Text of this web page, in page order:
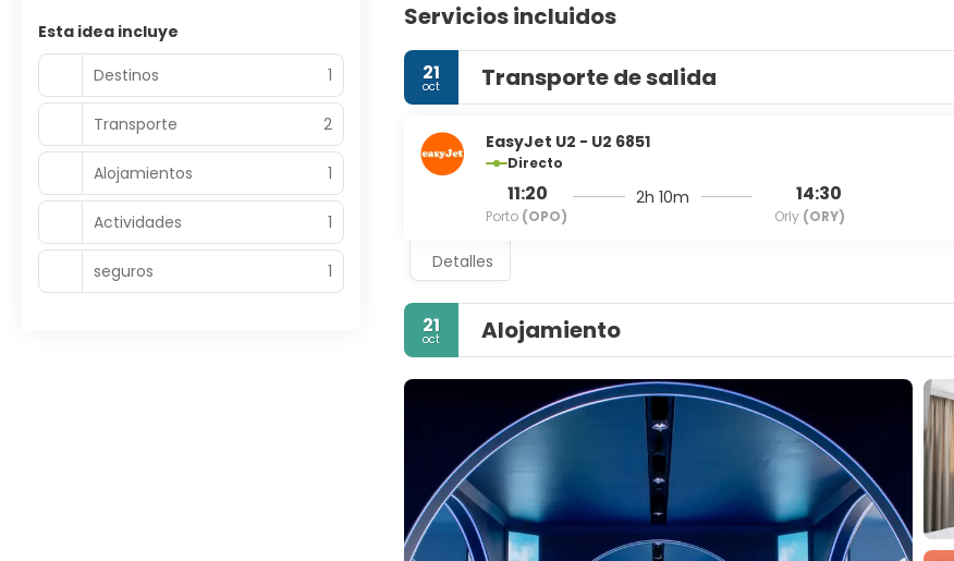
Servicios incluidos
21
oct Transporte de salida
EasyJet U2 - U2 6851
Directo
11:20
Porto (OPO)
2h 10m 14:30
Orly (ORY)
Detalles
21
oct Alojamiento
Esta idea incluye
Destinos
1
Transporte 2
Alojamientos 1
Actividades 1
seguros 1